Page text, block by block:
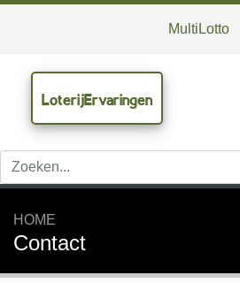
MultiLotto
LoterijErvaringen
HOME
Contact